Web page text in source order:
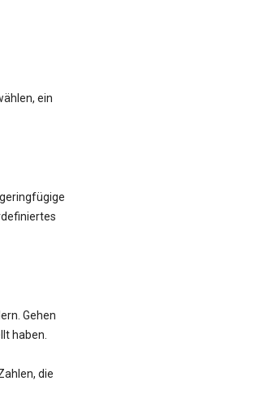
ein
Gehen
haben.
die